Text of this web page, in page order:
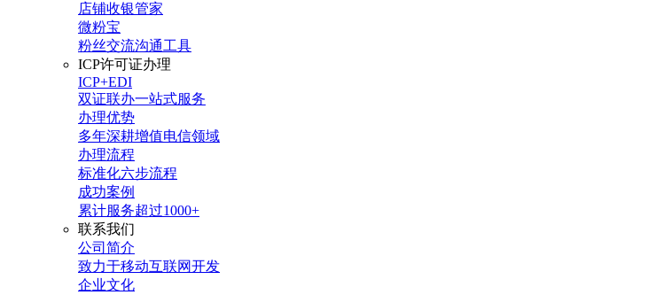
店铺收银管家
微粉宝
粉丝交流沟通工具
ICP许可证办理
ICP+EDI
双证联办一站式服务
办理优势
多年深耕增值电信领域
办理流程
标准化六步流程
成功案例
累计服务超过1000+
联系我们
公司简介
致力于移动互联网开发
企业文化